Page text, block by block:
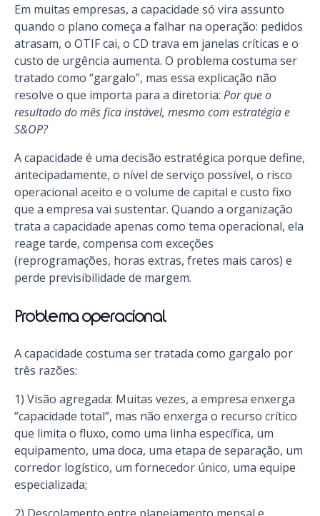
Em muitas empresas, a capacidade só vira assunto
quando o plano começa a falhar na operação: pedidos
atrasam, o OTIF cai, o CD trava em janelas críticas e o
custo de urgência aumenta. O problema costuma ser
tratado como “gargalo”, mas essa explicação não
resolve o que importa para a diretoria: Por que o
resultado do mês fica instável, mesmo com estratégia e
S&OP?
A capacidade é uma decisão estratégica porque define,
antecipadamente, o nível de serviço possível, o risco
operacional aceito e o volume de capital e custo fixo
que a empresa vai sustentar. Quando a organização
trata a capacidade apenas como tema operacional, ela
reage tarde, compensa com exceções
(reprogramações, horas extras, fretes mais caros) e
perde previsibilidade de margem.
Problema operacional
A capacidade costuma ser tratada como gargalo por
três razões:
1) Visão agregada: Muitas vezes, a empresa enxerga
“capacidade total”, mas não enxerga o recurso crítico
que limita o fluxo, como uma linha específica, um
equipamento, uma doca, uma etapa de separação, um
corredor logístico, um fornecedor único, uma equipe
especializada;